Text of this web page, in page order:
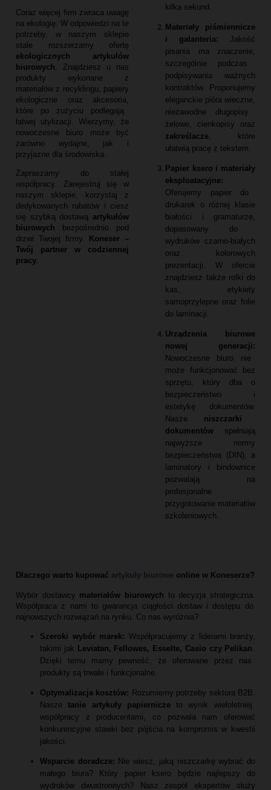
Coraz więcej firm zwraca uwagę
na ekologię. W odpowiedzi na te
potrzeby,
w naszym sklepie
stale rozszerzamy ofertę
ekologicznych artykułów
biurowych
Znajdziesz u nas
produkty wykonane z
materiałów z recyklingu,
papiery
ekologiczne oraz akcesoria,
które po zużyciu podlegają
łatwej utylizacji.
Wierzymy,
że
nowoczesne biuro może być
zarówno wydajne,
jak i
przyjazne dla środowiska.
Zapraszamy do stałej
współpracy.
Zarejestruj się w
naszym sklepie,
korzystaj z
dedykowanych rabatów i ciesz
się szybką dostawą artykułów
biurowych bezpośrednio pod
drzwi Twojej firmy.
Koneser –
Twój partner w codziennej
pracy.
kilka sekund.
Materiały piśmiennicze
i galanteria: Jakość
pisania ma znaczenie,
szczególnie podczas
podpisywania ważnych
kontraktów.
Proponujemy
eleganckie pióra wieczne,
niezawodne długopisy
żelowe,
cienkopisy oraz
zakreślacze
które
ułatwią pracę z tekstem.
Papier ksero i materiały
eksploatacyjne:
Oferujemy papier do
drukarek o różnej klasie
białości i gramaturze,
dopasowany do
wydruków czarno-białych
oraz kolorowych
prezentacji.
W ofercie
znajdziesz także rolki do
kas,
etykiety
samoprzylepne oraz folie
do laminacji.
Urządzenia biurowe
nowej generacji:
Nowoczesne biuro nie
może funkcjonować bez
sprzętu,
który dba o
bezpieczeństwo i
estetykę dokumentów.
Nasze niszczarki
dokumentów spełniają
najwyższe normy
bezpieczeństwa (DIN),
a
laminatory i bindownice
pozwalają na
profesjonalne
przygotowanie materiałów
szkoleniowych.
Dlaczego warto kupować artykuły biurowe online w Koneserze?
Wybór dostawcy materiałów biurowych to decyzja strategiczna.
Współpraca z nami to gwarancja ciągłości dostaw i dostępu do
najnowszych rozwiązań na rynku.
Co nas wyróżnia?
Szeroki wybór marek: Współpracujemy z liderami branży,
takimi jak Leviatan, Fellowes, Esselte, Casio czy Pelikan
Dzięki temu mamy pewność,
że oferowane przez nas
produkty są trwałe i funkcjonalne.
Optymalizacja kosztów: Rozumiemy potrzeby sektora B2B.
Naszetanie artykuły papierniczeto wynik wieloletniej
współpracy z producentami,
co pozwala nam oferować
konkurencyjne stawki bez pójścia na kompromis w kwestii
jakości.
Wsparcie doradcze: Nie wiesz,
jaką niszczarkę wybrać do
małego biura?Który papier ksero będzie najlepszy do
wydruków dwustronnych?Nasz zespół ekspertów służy